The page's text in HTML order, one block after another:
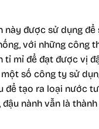
này được sử dụng
với những công
tỉ mỉ để đạt được vị
một số công ty sử
để tạo ra loại nước
đậu nành vẫn là